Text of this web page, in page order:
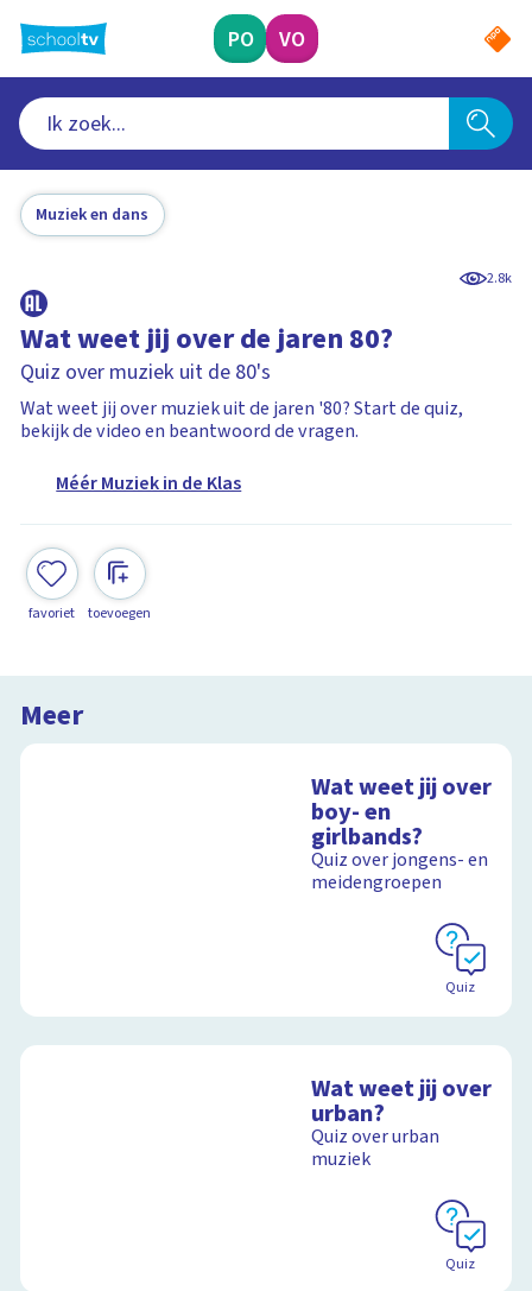
naar
hoofdinhoud
PO VO
Muziek en dans
2.8k
Wat weet jij over de jaren 80?
Quiz over muziek uit de 80's
Wat weet jij over muziek uit de jaren '80? Start de quiz,
bekijk de video en beantwoord de vragen.
Méér Muziek in de Klas
favoriet toevoegen
Meer
Wat weet jij over
boy- en
girlbands?
Quiz over jongens- en
meidengroepen
Quiz
Wat weet jij over
urban?
Quiz over urban
muziek
Quiz